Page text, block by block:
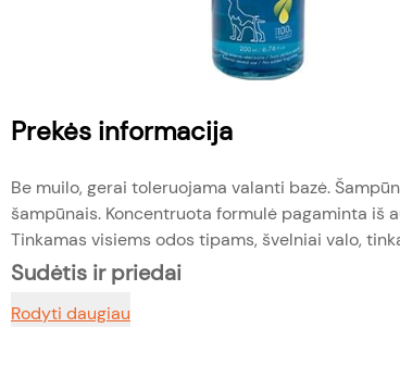
Prekės informacija
Be muilo, gerai toleruojama valanti bazė.
šampūnais. Koncentruota formulė pagaminta iš
Tinkamas visiems odos tipams, švelniai valo,
Sudėtis ir priedai
Rodyti daugiau